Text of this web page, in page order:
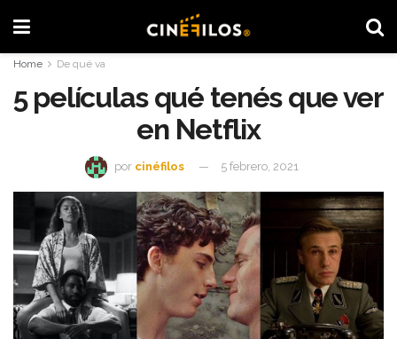
Home De qué va
5 películas qué tenés que ver
en Netflix
por cinéfilos 5 febrero, 2021